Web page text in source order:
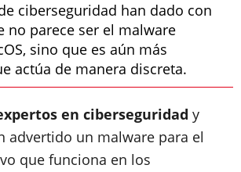
ciberseguridad han dado con
no parece ser el malware
sino que es aún más
actúa de manera discreta.
en ciberseguridad y
advertido un malware para el
que funciona en los